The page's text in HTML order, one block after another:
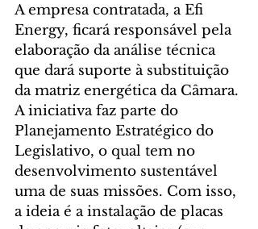
A empresa contratada, a Efi
Energy, ficará responsável pela
elaboração da análise técnica
que dará suporte à substituição
da matriz energética da Câmara.
A iniciativa faz parte do
Planejamento Estratégico do
Legislativo, o qual tem no
desenvolvimento sustentável
uma de suas missões. Com isso,
a ideia é a instalação de placas